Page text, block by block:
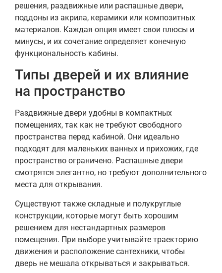
решения, раздвижные или распашные двери,
поддоны из акрила, керамики или композитных
материалов. Каждая опция имеет свои плюсы и
минусы, и их сочетание определяет конечную
функциональность кабины.
Типы дверей и их влияние
на пространство
Раздвижные двери удобны в компактных
помещениях, так как не требуют свободного
пространства перед кабиной. Они идеально
подходят для маленьких ванных и прихожих, где
пространство ограничено. Распашные двери
смотрятся элегантно, но требуют дополнительного
места для открывания.
Существуют также складные и полукруглые
конструкции, которые могут быть хорошим
решением для нестандартных размеров
помещения. При выборе учитывайте траекторию
движения и расположение сантехники, чтобы
дверь не мешала открываться и закрываться.